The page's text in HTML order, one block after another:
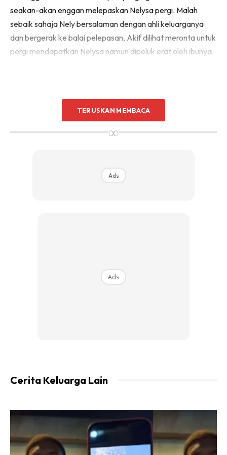
seakan-akan enggan melepaskan Nelysa pergi. Malah
sebaik sahaja Nely bersalaman dengan ahli keluarganya
dan bergerak ke balai pelepasan, Akif dilihat meronta untuk
pergi mendapatkan Nelysa namun dipeluk erat oleh ibunya.
Ads
semua. Doakan kami semua selamat
Lafebian
TERUSKAN MEMBACA
∞
Ads
Ads
Cerita Keluarga Lain